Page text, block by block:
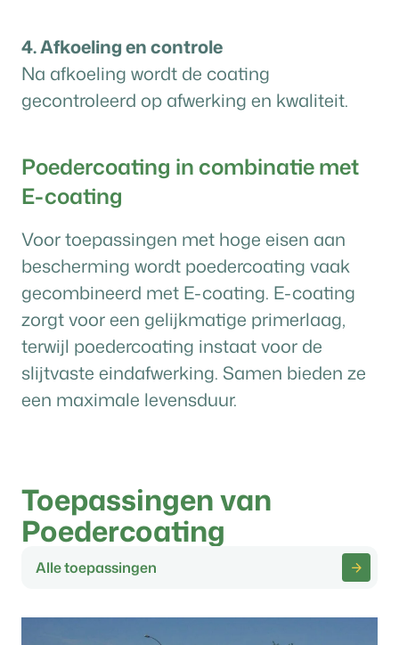
4. Afkoeling en controle
Na afkoeling wordt de coating
gecontroleerd op afwerking en kwaliteit.
Poedercoating in combinatie met
E-coating
Voor toepassingen met hoge eisen aan
bescherming wordt poedercoating vaak
gecombineerd met E-coating. E-coating
zorgt voor een gelijkmatige primerlaag,
terwijl poedercoating instaat voor de
slijtvaste eindafwerking. Samen bieden ze
een maximale levensduur.
Toepassingen van
Poedercoating
Alle toepassingen